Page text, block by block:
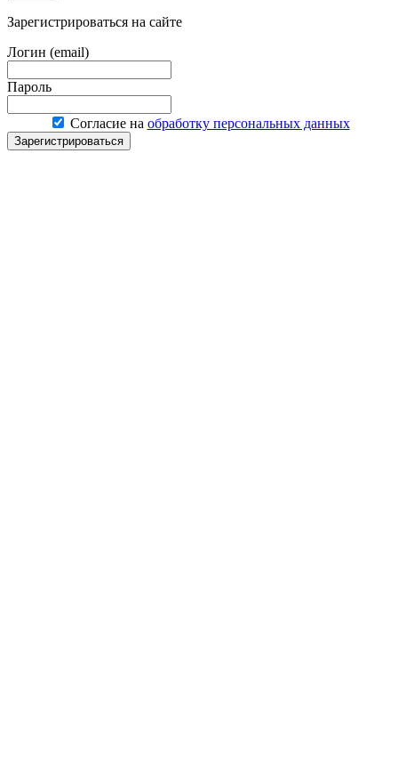
Зарегистрироваться на сайте
Логин (email)
Пароль
Согласие на обработку персональных данных
Зарегистрироваться